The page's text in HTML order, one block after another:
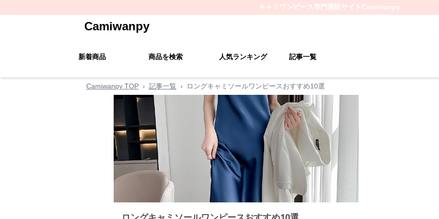
キャミワンピース専門通販サイト Camiwanpy
Camiwanpy
新着商品 商品を検索 人気ランキング 記事一覧
Camiwanpy TOP › 記事一覧 › ロングキャミソールワンピースおすすめ10選